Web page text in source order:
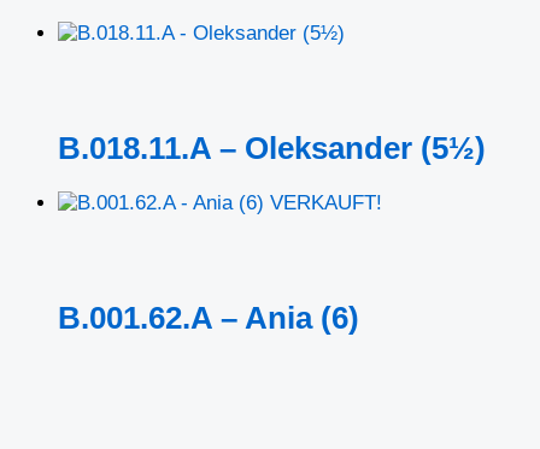
B.018.11.A – Oleksander (5½)
VERKAUFT!
B.001.62.A – Ania (6)